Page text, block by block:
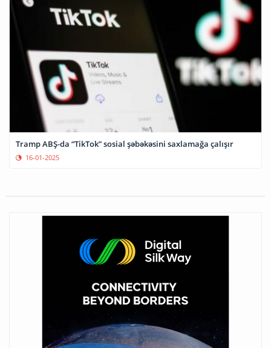
Tramp ABŞ-da “TikTok” sosial şəbəkəsini saxlamağa çalışır
16-01-2025